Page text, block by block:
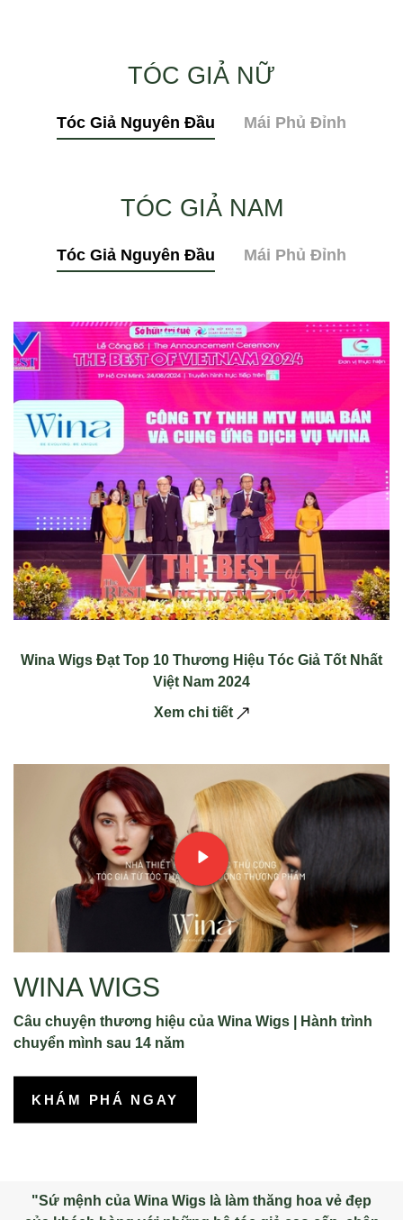
TÓC GIẢ NỮ
Tóc Giả Nguyên Đầu Mái Phủ Đỉnh
TÓC GIẢ NAM
Tóc Giả Nguyên Đầu Mái Phủ Đỉnh
Wina Wigs Đạt Top 10 Thương Hiệu Tóc Giả Tốt Nhất
Việt Nam 2024
Xem chi tiết
WINA WIGS
Câu chuyện thương hiệu của Wina Wigs | Hành trình
chuyển mình sau 14 năm
KHÁM PHÁ NGAY
"Sứ mệnh của Wina Wigs là làm thăng hoa vẻ đẹp